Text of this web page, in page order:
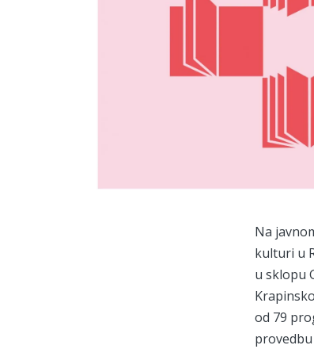
Na
kulturi u
u sklopu
od 79